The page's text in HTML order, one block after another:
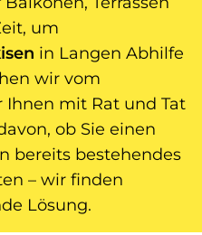
um
in Langen Abhilfe
wir vom
mit Rat und Tat
ob Sie einen
bereits bestehendes
– wir finden
Lösung.